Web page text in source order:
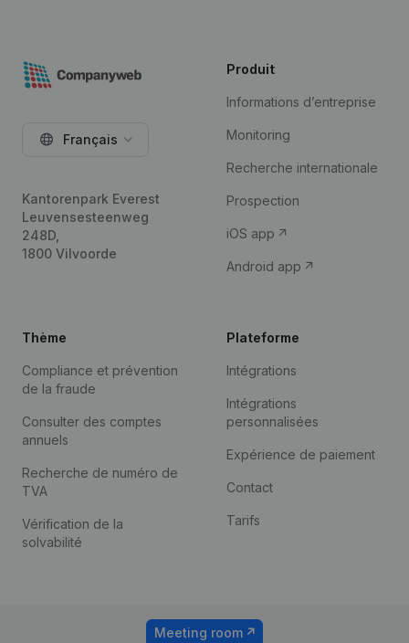
Français
Kantorenpark Everest
Leuvensesteenweg
248D,
1800 Vilvoorde
Produit
Informations d’entreprise
Monitoring
Recherche internationale
Prospection
iOS app
Android app
Thème
Compliance et prévention
de la fraude
Consulter des comptes
annuels
Recherche de numéro de
TVA
Vérification de la
solvabilité
Plateforme
Intégrations
Intégrations
personnalisées
Expérience de paiement
Contact
Tarifs
Meeting room